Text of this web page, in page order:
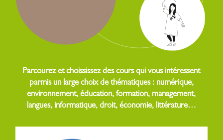
Parcourez et choississez des cours qui vous intéressent
parmis un large choix de thématiques : numérique,
environnement, éducation, formation, management,
langues, informatique, droit, économie, littérature…